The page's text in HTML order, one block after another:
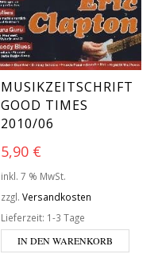
MUSIKZEITSCHRIFT
GOOD TIMES
2010/06
5,90 €
inkl. 7 % MwSt.
zzgl. Versandkosten
Lieferzeit: 1-3 Tage
IN DEN WARENKORB